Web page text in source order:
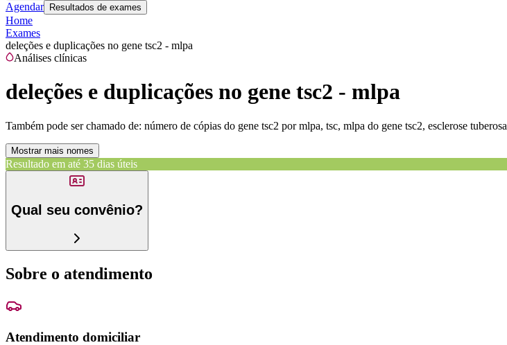
Agendar Resultados de exames
Home
Exames
deleções e duplicações no gene tsc2 - mlpa
Análises clínicas
deleções e duplicações no gene tsc2 - mlpa
Também pode ser chamado de: número de cópias do gene tsc2 por mlpa, tsc, mlpa do gene tsc2, esclerose tuberosa
Mostrar mais nomes
Resultado em até 35 dias úteis
Qual seu convênio?
Sobre o atendimento
Atendimento domiciliar